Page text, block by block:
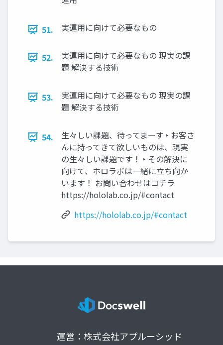
51. 実運用に向けて必要なもの
52.
実運用に向けて必要なもの 現実の課
題 解決する技術
53.
実運用に向けて必要なもの 現実の課
題 解決する技術
54.
生々しい課題、待ってまーす ‣ お客さ
んに持ってきて欲しいものは、現実
の生々しい課題です！ ‣ その解決に
向けて、ホロラボは一緒に立ち向か
います！ お問い合わせはコチラ
https://hololab.co.jp/#contact
https://hololab.co.jp/#contact
運営：株式会社アプルーシッド